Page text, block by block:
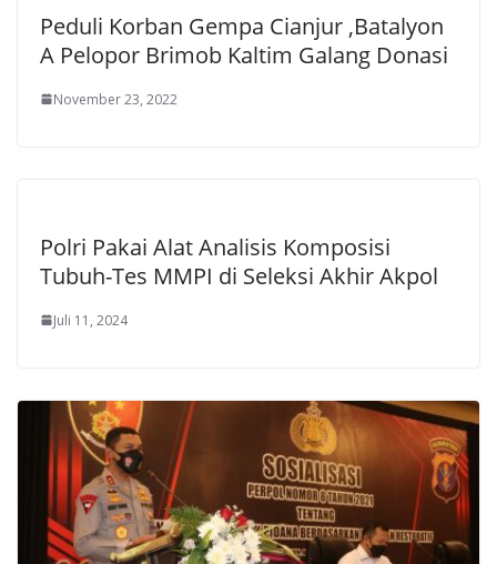
Peduli Korban Gempa Cianjur ,Batalyon
A Pelopor Brimob Kaltim Galang Donasi
November 23, 2022
Polri Pakai Alat Analisis Komposisi
Tubuh-Tes MMPI di Seleksi Akhir Akpol
Juli 11, 2024